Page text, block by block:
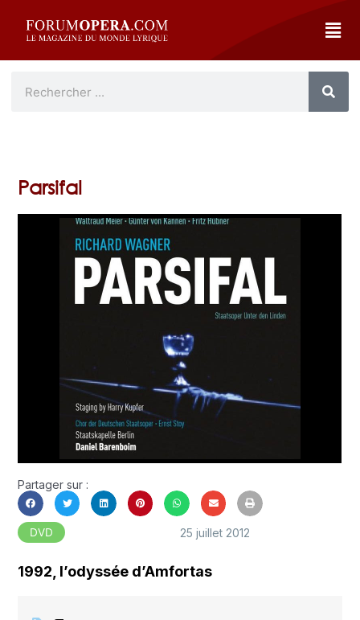
Parsifal
Partager sur :
DVD 25 juillet 2012
1992, l’odyssée d’Amfortas